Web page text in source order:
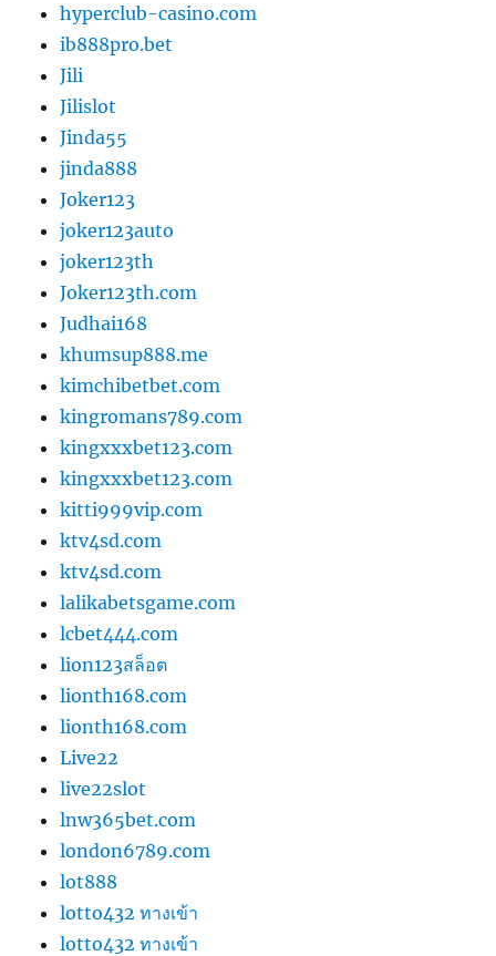
hyperclub-casino.com
ib888pro.bet
Jili
Jilislot
Jinda55
jinda888
Joker123
joker123auto
joker123th
Joker123th.com
Judhai168
khumsup888.me
kimchibetbet.com
kingromans789.com
kingxxxbet123.com
kingxxxbet123.com
kitti999vip.com
ktv4sd.com
ktv4sd.com
lalikabetsgame.com
lcbet444.com
lion123สล็อต
lionth168.com
lionth168.com
Live22
live22slot
lnw365bet.com
london6789.com
lot888
lotto432 ทางเข้า
lotto432 ทางเข้า